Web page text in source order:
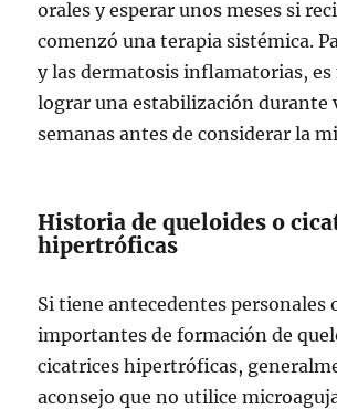
orales y esperar unos meses si
comenzó una terapia sistémica.
y las dermatosis inflamatorias, es
lograr una estabilización durante
semanas antes de considerar la
Historia de queloides o
hipertróficas
Si tiene antecedentes personales
importantes de formación de
cicatrices hipertróficas,
aconsejo que no utilice